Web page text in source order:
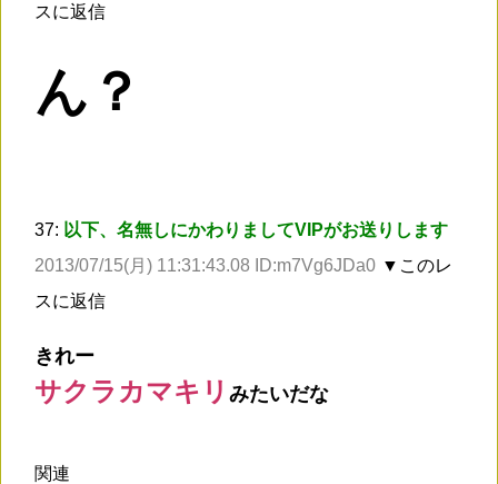
スに返信
ん？
37: 以下、名無しにかわりましてVIPがお送りします
2013/07/15(月) 11:31:43.08 ID:m7Vg6JDa0 ▼このレ
スに返信
きれー
サクラカマキリ みたいだな
関連